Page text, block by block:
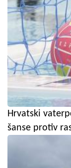
Hrvatski
šanse protiv